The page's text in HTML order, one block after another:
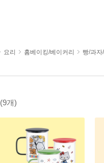
요리 홈베이킹/베이커리 빵/과자
(9개)